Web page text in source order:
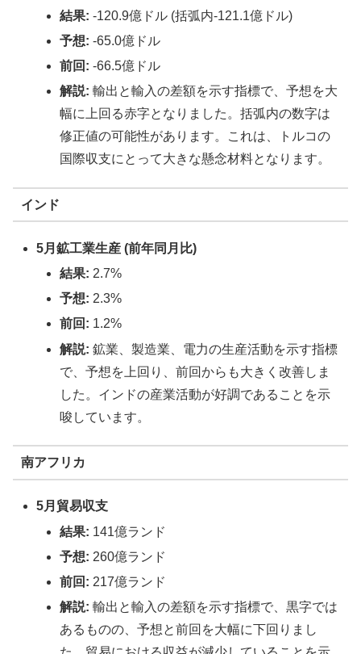
結果: -120.9億ドル (括弧内-121.1億ドル)
予想: -65.0億ドル
前回: -66.5億ドル
解説: 輸出と輸入の差額を示す指標で、予想を大
幅に上回る赤字となりました。括弧内の数字は
修正値の可能性があります。これは、トルコの
国際収支にとって大きな懸念材料となります。
インド
5月鉱工業生産 (前年同月比)
結果: 2.7%
予想: 2.3%
前回: 1.2%
解説: 鉱業、製造業、電力の生産活動を示す指標
で、予想を上回り、前回からも大きく改善しま
した。インドの産業活動が好調であることを示
唆しています。
南アフリカ
5月貿易収支
結果: 141億ランド
予想: 260億ランド
前回: 217億ランド
解説: 輸出と輸入の差額を示す指標で、黒字では
あるものの、予想と前回を大幅に下回りまし